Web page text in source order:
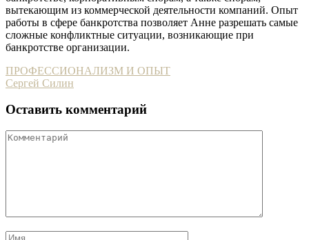
вытекающим из коммерческой деятельности компаний. Опыт
работы в сфере банкротства позволяет Анне разрешать самые
сложные конфликтные ситуации, возникающие при
банкротстве организации.
Навигация
по
записям
ПРОФЕССИОНАЛИЗМ И ОПЫТ
Сергей Силин
Оставить комментарий